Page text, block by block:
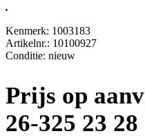
.
Kenmerk: 1003183
Artikelnr.: 10100927
Conditie: nieuw
Prijs op
26-325 23 28